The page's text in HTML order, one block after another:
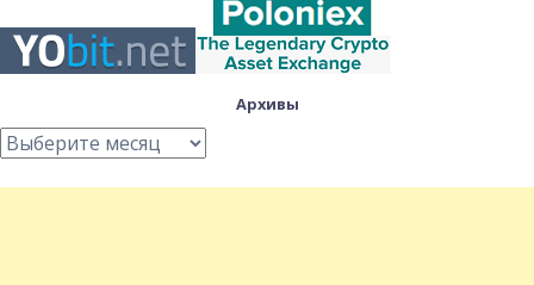
Архивы
Архивы